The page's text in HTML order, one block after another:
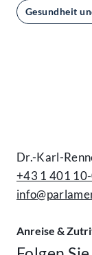
Gesundheit
Dr.-Karl-
+43 1 401
Anreise &